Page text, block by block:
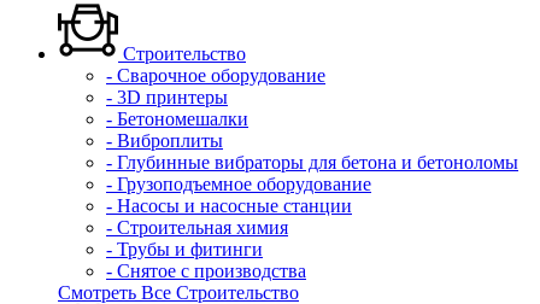
Строительство
- Сварочное оборудование
- 3D принтеры
- Бетономешалки
- Виброплиты
- Глубинные вибраторы для бетона и бетоноломы
- Грузоподъемное оборудование
- Насосы и насосные станции
- Строительная химия
- Трубы и фитинги
- Снятое с производства
Смотреть Все Строительство